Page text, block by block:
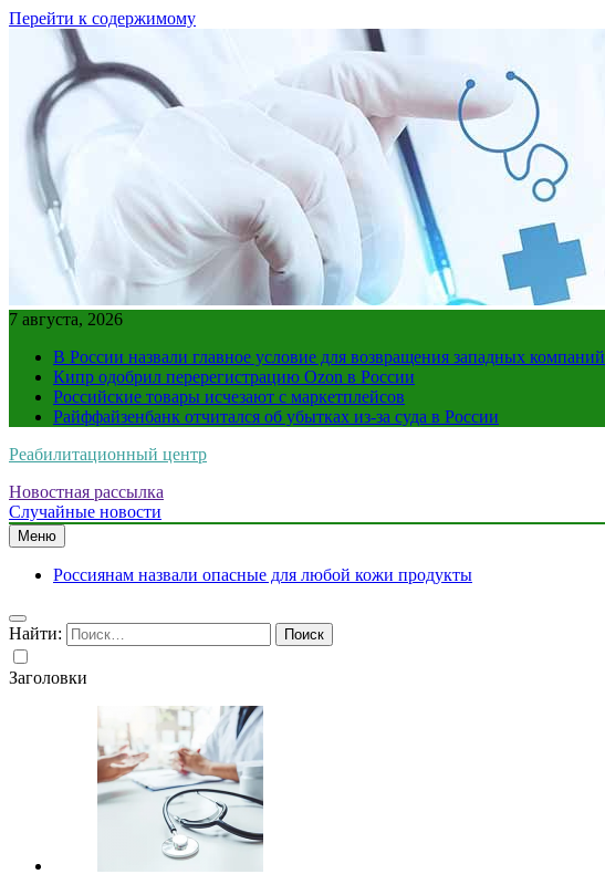
Перейти к содержимому
7 августа, 2026
В России назвали главное условие для возвращения западных компаний
Кипр одобрил перерегистрацию Ozon в России
Российские товары исчезают с маркетплейсов
Райффайзенбанк отчитался об убытках из-за суда в России
Реабилитационный центр
Новостная рассылка
Случайные новости
Меню
Россиянам назвали опасные для любой кожи продукты
Найти:
Заголовки